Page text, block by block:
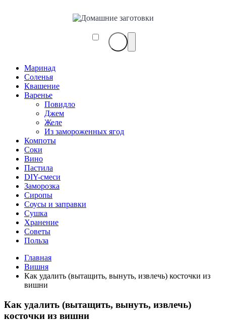
Маринад
Соленья
Квашение
Варенье
Повидло
Джем
Желе
Из замороженных ягод
Компоты
Соки
Вино
Пастила
DIY-смеси
Заморозка
Сиропы
Соусы и заправки
Сушка
Хранение
Советы
Польза
Главная
Вишня
Как удалить (вытащить, вынуть, извлечь) косточки из
вишни
Как удалить (вытащить, вынуть, извлечь)
косточки из вишни